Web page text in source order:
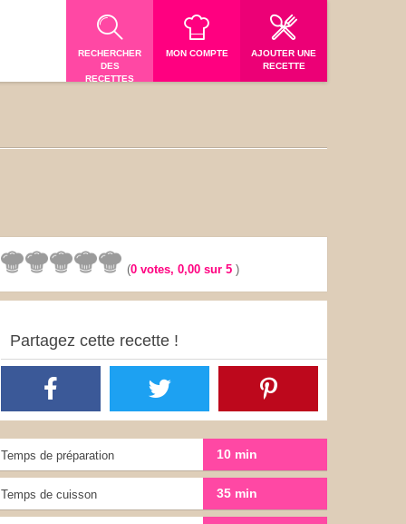
RECHERCHER
DES
RECETTES
MON COMPTE
AJOUTER UNE
RECETTE
(0 votes,0,00 sur 5)
Partagez cette recette !
Temps de préparation 10 min
Temps de cuisson 35 min